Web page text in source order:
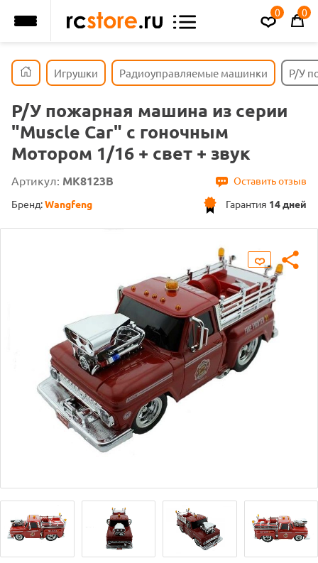
0 0
Игрушки Радиоуправляемые машинки Р/У
Р/У пожарная машина из серии
"Muscle Сar" с гоночным
Мотором 1/16 + свет + звук
Артикул: MK8123B
Оставить отзыв
Гарантия 14 дней
Бренд:Wangfeng